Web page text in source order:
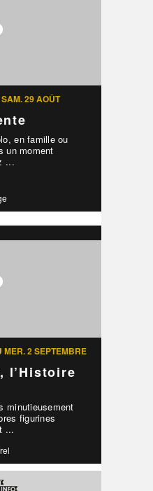
29 AOÛT
en famille ou
un moment
...
MER. 2 SEPTEMBRE
l’Histoire
minutieusement
figurines
...